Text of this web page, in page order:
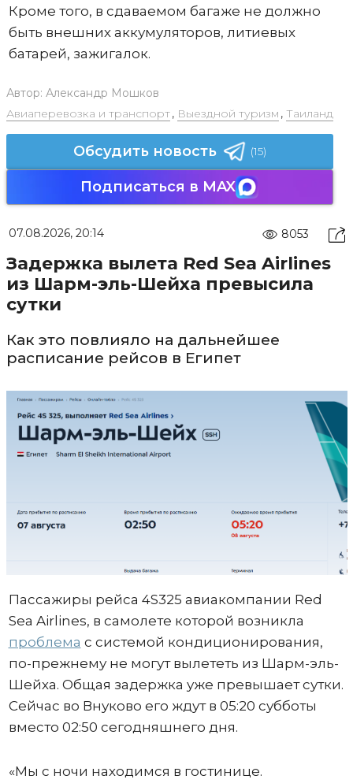
Кроме того, в сдаваемом багаже не должно
быть внешних аккумуляторов, литиевых
батарей, зажигалок.
Автор: Александр Мошков
Авиаперевозка и транспорт, Выездной туризм , Таиланд
Обсудить новость (15)
Подписаться в MAX
07.08.2026, 20:14 8053
Задержка вылета Red Sea Airlines
из Шарм-эль-Шейха превысила
сутки
Как это повлияло на дальнейшее
расписание рейсов в Египет
Пассажиры рейса 4S325 авиакомпании Red
Sea Airlines, в самолете которой возникла
проблема с системой кондиционирования,
по-прежнему не могут вылететь из Шарм-эль-
Шейха. Общая задержка уже превышает сутки.
Сейчас во Внуково его ждут в 05:20 субботы
вместо 02:50 сегодняшнего дня.
«Мы с ночи находимся в гостинице.